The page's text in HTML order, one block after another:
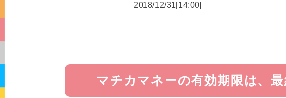
2018/12/31[14:00]
マチカマネーの有効期限は、